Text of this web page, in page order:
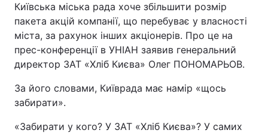
Київська міська рада хоче збільшити розмір
пакета акцій компанії, що перебуває у власності
міста, за рахунок інших акціонерів. Про це на
прес-конференції в УНІАН заявив генеральний
директор ЗАТ «Хліб Києва» Олег ПОНОМАРЬОВ.
За його словами, Київрада має намір «щось
забирати».
«Забирати у кого? У ЗАТ «Хліб Києва»? У самих